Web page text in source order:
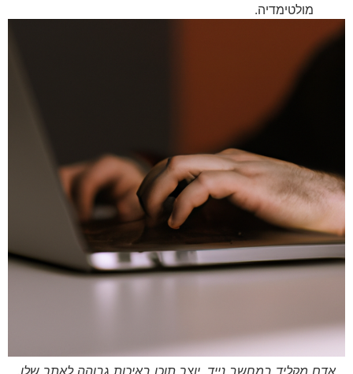
מולטימדיה.
אדם מקליד במחשב נייד, יוצר תוכן באיכות גבוהה לאתר שלו.